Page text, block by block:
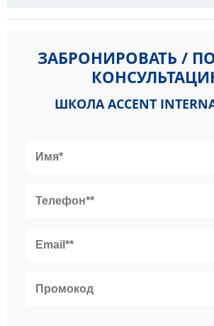
ЗАБРОНИРОВАТЬ /
ШКОЛА ACCENT